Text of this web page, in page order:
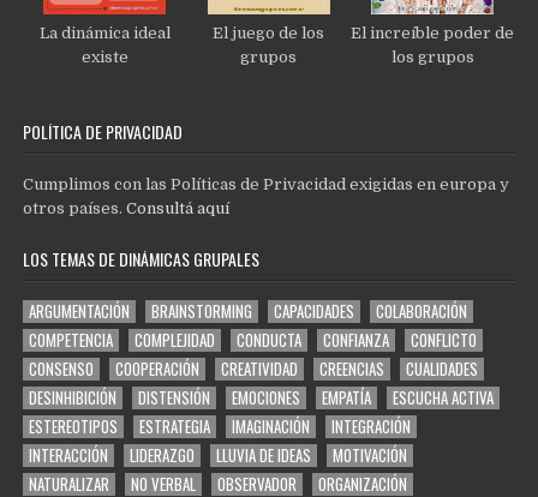
La dinámica ideal
existe
El juego de los
grupos
El increíble poder de
los grupos
POLÍTICA DE PRIVACIDAD
Cumplimos con las Políticas de Privacidad exigidas en europa y
otros países.Consultá aquí
LOS TEMAS DE DINÁMICAS GRUPALES
ARGUMENTACIÓN BRAINSTORMING CAPACIDADES
COLABORACIÓN
COMPETENCIA
COMPLEJIDAD CONDUCTA CONFIANZA
CONFLICTO
CONSENSO
COOPERACIÓN CREATIVIDAD CREENCIAS
CUALIDADES
DESINHIBICIÓN
DISTENSIÓN EMOCIONES EMPATÍA
ESCUCHA ACTIVA
ESTEREOTIPOS
ESTRATEGIA IMAGINACIÓN
INTEGRACIÓN
INTERACCIÓN
LIDERAZGO LLUVIA DE IDEAS
MOTIVACIÓN
NATURALIZAR
NO VERBAL OBSERVADOR
ORGANIZACIÓN